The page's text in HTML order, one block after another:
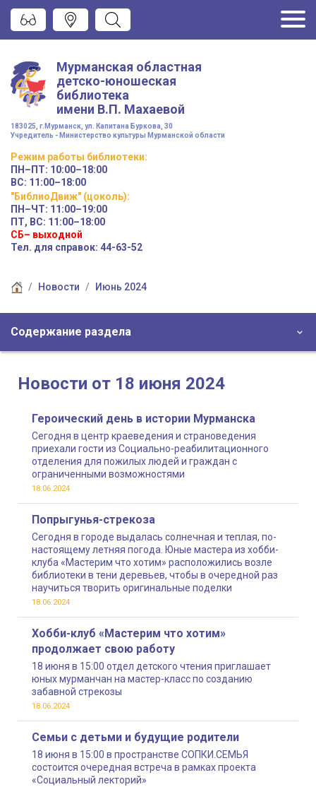
Мурманская областная
детско-юношеская
библиотека
имени В.П. Махаевой
183025, г.Мурманск, ул. Капитана Буркова, 30
Учредитель - Министерство культуры Мурманской области
Режим работы библиотеки:
ПН–ПТ: 10:00–18:00
ВС: 11:00–18:00
"БиблиоДвиж" (цоколь):
ПН–ЧТ: 11:00–19:00
ПТ, ВС: 11:00–18:00
СБ– выходной
Тел. для справок: 44-63-52
Новости Июнь 2024
Содержание раздела
Новости от 18 июня 2024
Героический день в истории Мурманска
Сегодня в центр краеведения и страноведения
приехали гости из Социально-реабилитационного
отделения для пожилых людей и граждан с
ограниченными возможностями
18.06.2024
Попрыгунья-стрекоза
Сегодня в городе выдалась солнечная и теплая, по-
настоящему летняя погода. Юные мастера из хобби-
клуба «Мастерим что хотим» расположились возле
библиотеки в тени деревьев, чтобы в очередной раз
научиться творить оригинальные поделки
18.06.2024
Хобби-клуб «Мастерим что хотим»
продолжает свою работу
18 июня в 15:00 отдел детского чтения приглашает
юных мурманчан на мастер-класс по созданию
забавной стрекозы
18.06.2024
Семьи с детьми и будущие родители
18 июня в 15:00 в пространстве СОПКИ.СЕМЬЯ
состоится очередная встреча в рамках проекта
«Социальный лекторий»